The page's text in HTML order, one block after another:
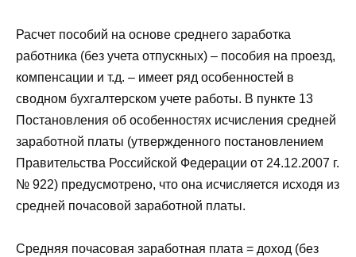
Расчет пособий на основе среднего заработка
работника (без учета отпускных) – пособия на проезд,
компенсации и т.д. – имеет ряд особенностей в
сводном бухгалтерском учете работы. В пункте 13
Постановления об особенностях исчисления средней
заработной платы (утвержденного постановлением
Правительства Российской Федерации от 24.12.2007 г.
№ 922) предусмотрено, что она исчисляется исходя из
средней почасовой заработной платы.
Средняя почасовая заработная плата = доход (без